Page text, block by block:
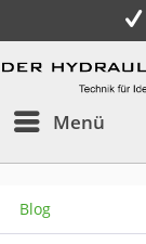
Menü
Blog